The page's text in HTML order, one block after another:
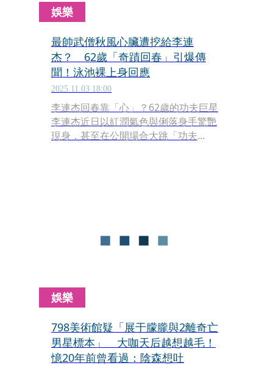
娛樂
最帥武僧秋風心臟遭挖給李連
杰？ 62歲「奇蹟回春」引爆傳
聞！泳池裸上身回應
2025.11.03 18:00
李連杰回春靠「心」？62歲的功夫巨星
李連杰近日以紅潤氣色與俐落身手驚艷
現身，甚至在公開場合大跳「功夫
娛樂
798美術館疑「展于朦朧與2離奇亡
男星標本」 大咖天后越想越毛！
憶20年前曾看過：陰森想吐